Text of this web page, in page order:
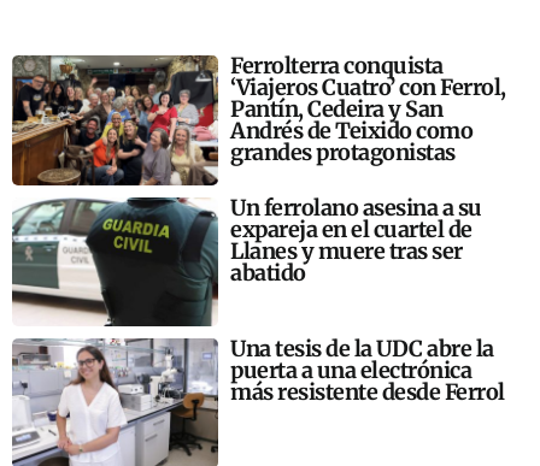
Ferrolterra conquista
‘Viajeros Cuatro’ con Ferrol,
Pantín, Cedeira y San
Andrés de Teixido como
grandes protagonistas
Un ferrolano asesina a su
expareja en el cuartel de
Llanes y muere tras ser
abatido
Una tesis de la UDC abre la
puerta a una electrónica
más resistente desde Ferrol